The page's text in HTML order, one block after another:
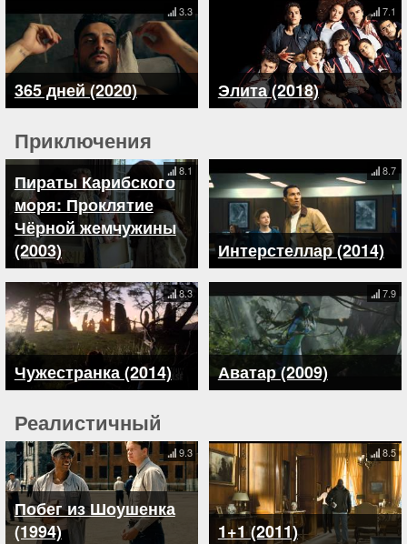
365 дней (2020)
3.3
Элита (2018)
7.1
Приключения
Пираты Карибского
моря: Проклятие
Чёрной жемчужины
(2003)
8.1
Интерстеллар (2014)
8.7
Чужестранка (2014)
8.3
Аватар (2009)
7.9
Реалистичный
Побег из Шоушенка
(1994)
9.3
1+1 (2011)
8.5